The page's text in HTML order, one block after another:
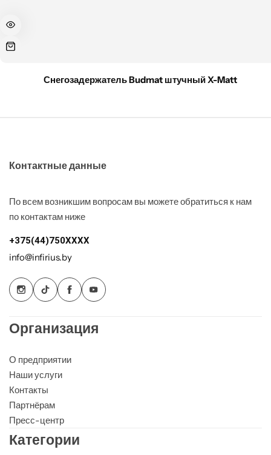
Снегозадержатель Budmat штучный X-Matt
Контактные данные
По всем возникшим вопросам вы можете обратиться к нам
по контактам ниже
+375(44)750XXXX
info@infirius.by
Организация
О предприятии
Наши услуги
Контакты
Партнёрам
Пресс-центр
Категории